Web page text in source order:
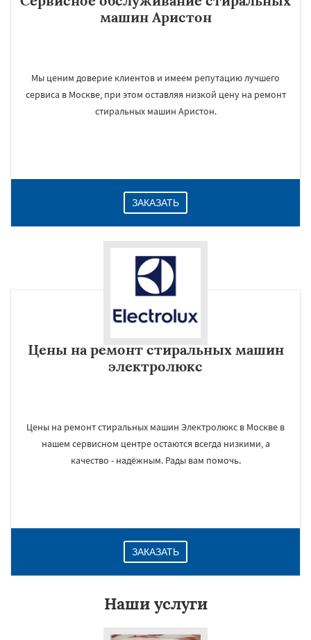
машин Аристон
Мы ценим доверие клиентов и имеем репутацию лучшего
сервиса в Москве, при этом оставляя низкой цену на ремонт
стиральных машин Аристон.
ЗАКАЗАТЬ
Цены на ремонт стиральных машин
электролюкс
Цены на ремонт стиральных машин Электролюкс в Москве в
нашем сервисном центре остаются всегда низкими, а
качество - надёжным. Рады вам помочь.
ЗАКАЗАТЬ
Наши услуги